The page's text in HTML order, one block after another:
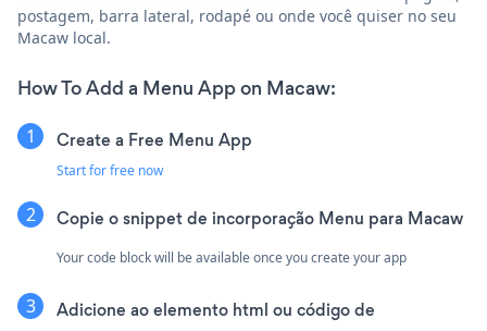
postagem, barra lateral, rodapé ou onde você quiser no seu
Macaw local.
How To Add a Menu App on Macaw:
Create a Free Menu App
Start for free now
Copie o snippet de incorporação Menu para Macaw
Your code block will be available once you create your app
Adicione ao elemento html ou código de